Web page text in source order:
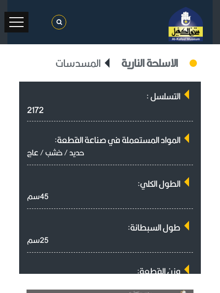
الاسلحة النارية المسدسات
التسلسل :
2172
المواد المستعملة في صناعة القطعة:
حديد / خشب / عاج
الطول الكلي:
45سم
طول السبطانة:
25سم
وزن القطعة: